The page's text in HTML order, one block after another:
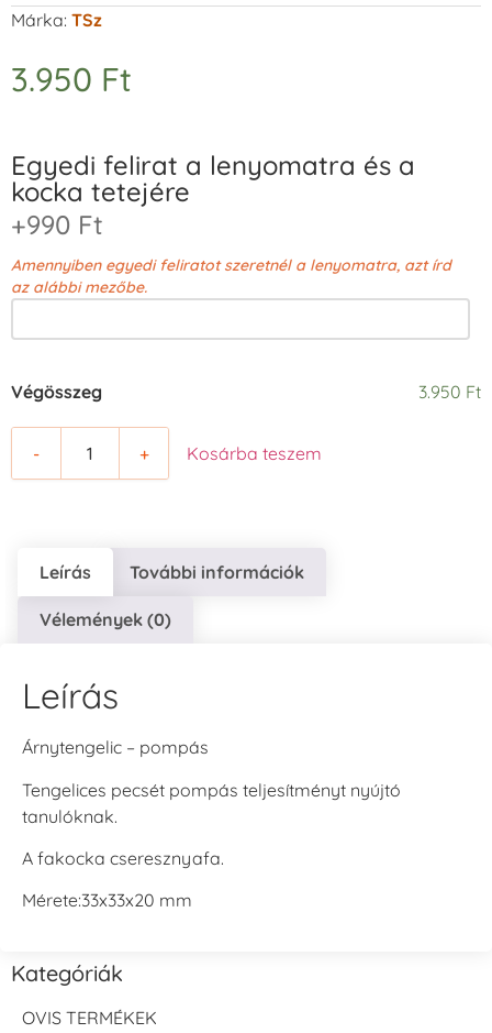
Márka: TSz
3.950 Ft
Egyedi felirat a lenyomatra és a
kocka tetejére
+990 Ft
Amennyiben egyedi feliratot szeretnél a lenyomatra, azt írd
az alábbi mezőbe.
Végösszeg 3.950 Ft
- + Kosárba teszem
Leírás További információk
Vélemények (0)
Leírás
Árnytengelic – pompás
Tengelices pecsét pompás teljesítményt nyújtó
tanulóknak.
A fakocka cseresznyafa.
Mérete:33x33x20 mm
Kategóriák
OVIS TERMÉKEK